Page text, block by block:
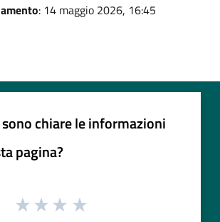
: 14 maggio 2026, 16:45
chiare le informazioni
pagina?